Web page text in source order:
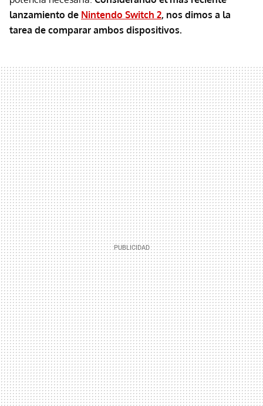
lanzamiento de Nintendo Switch 2, nos dimos a la
tarea de comparar ambos dispositivos.